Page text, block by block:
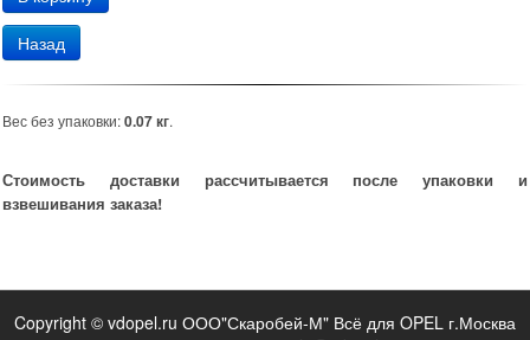
Назад
Вес без упаковки:0.07 кг.
Стоимость доставки рассчитывается после упаковки и
взвешивания заказа!
Copyright © vdopel.ru ООО"Скаробей-М" Всё для OPEL г.Москва